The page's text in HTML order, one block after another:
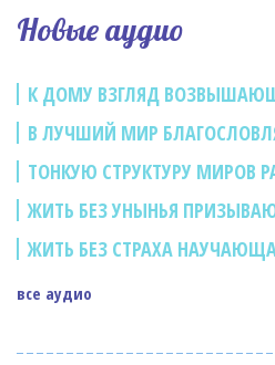
Новые аудио
К ДОМУ ВЗГЛЯД
В ЛУЧШИЙ МИР
ТОНКУЮ СТРУКТУРУ МИРОВ
ЖИТЬ БЕЗ УНЫНЬЯ
ЖИТЬ БЕЗ СТРАХА
все аудио